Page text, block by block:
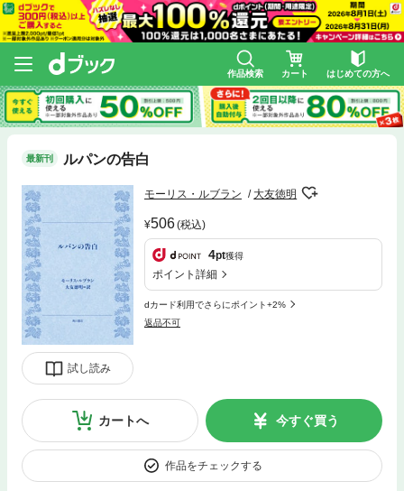
作品検索 カート はじめての方へ
最新刊 ルパンの告白
試し読み
モーリス・ルブラン 大友徳明
506(税込)
4pt獲得
ポイント詳細
dカード利用でさらにポイント+2%
返品不可
カートへ 今すぐ買う
作品をチェックする